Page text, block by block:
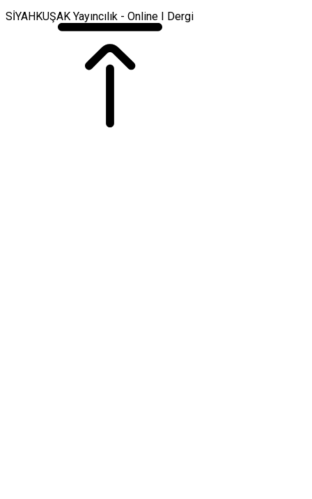
SİYAHKUŞAK Yayıncılık - Online I Dergi